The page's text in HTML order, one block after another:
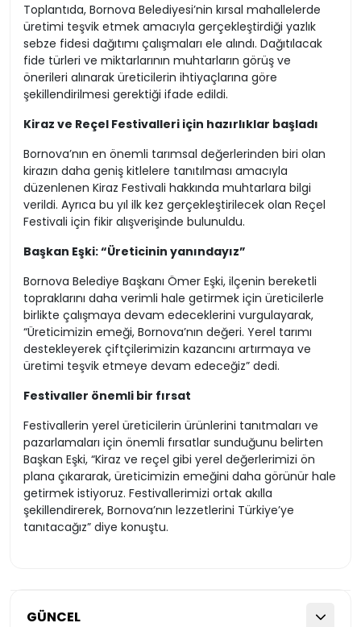
GÜNCEL
Toplantıda, Bornova Belediyesi’nin kırsal mahallelerde
üretimi teşvik etmek amacıyla gerçekleştirdiği yazlık
sebze fidesi dağıtımı çalışmaları ele alındı. Dağıtılacak
fide türleri ve miktarlarının muhtarların görüş ve
önerileri alınarak üreticilerin ihtiyaçlarına göre
şekillendirilmesi gerektiği ifade edildi.
Kiraz ve Reçel Festivalleri için hazırlıklar başladı
Bornova’nın en önemli tarımsal değerlerinden biri olan
kirazın daha geniş kitlelere tanıtılması amacıyla
düzenlenen Kiraz Festivali hakkında muhtarlara bilgi
verildi. Ayrıca bu yıl ilk kez gerçekleştirilecek olan Reçel
Festivali için fikir alışverişinde bulunuldu.
Başkan Eşki: “Üreticinin yanındayız”
Bornova Belediye Başkanı Ömer Eşki, ilçenin bereketli
topraklarını daha verimli hale getirmek için üreticilerle
birlikte çalışmaya devam edeceklerini vurgulayarak,
“Üreticimizin emeği, Bornova’nın değeri. Yerel tarımı
destekleyerek çiftçilerimizin kazancını artırmaya ve
üretimi teşvik etmeye devam edeceğiz” dedi.
Festivaller önemli bir fırsat
Festivallerin yerel üreticilerin ürünlerini tanıtmaları ve
pazarlamaları için önemli fırsatlar sunduğunu belirten
Başkan Eşki, “Kiraz ve reçel gibi yerel değerlerimizi ön
plana çıkararak, üreticimizin emeğini daha görünür hale
getirmek istiyoruz. Festivallerimizi ortak akılla
şekillendirerek, Bornova’nın lezzetlerini Türkiye’ye
tanıtacağız” diye konuştu.